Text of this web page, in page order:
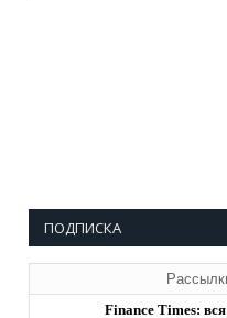
ПОДПИСКА
Finance Times: